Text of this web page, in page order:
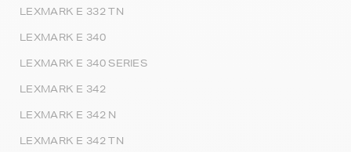
LEXMARK E 332 TN
LEXMARK E 340
LEXMARK E 340 SERIES
LEXMARK E 342
LEXMARK E 342 N
LEXMARK E 342 TN